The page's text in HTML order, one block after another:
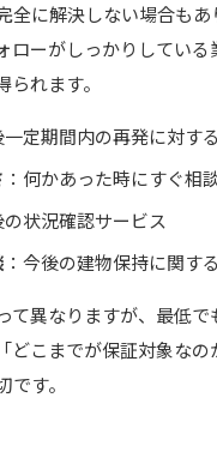
全に解決しない場合も
ローがしっかりしている
れます。
定期間内の再発に対す
：何かあった時にすぐ相
状況確認サービス
：今後の建物保持に関す
て異なりますが、最低で
どこまでが保証対象なの
す。